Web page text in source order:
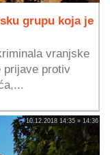
grupu koja je
vranjske
prijave protiv
10.12.2018 14:35 » 14:36